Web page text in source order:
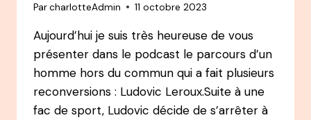
ParcharlotteAdmin 11 octobre 2023
Aujourd’hui je suis très heureuse de vous
présenter dans le podcast le parcours d’un
homme hors du commun qui a fait plusieurs
reconversions : Ludovic Leroux.Suite à une
fac de sport, Ludovic décide de s’arrêter à